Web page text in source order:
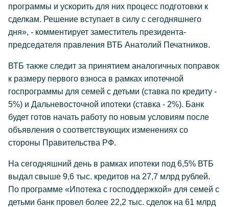
программы и ускорить для них процесс подготовки к
сделкам. Решение вступает в силу с сегодняшнего
дня», - комментирует заместитель президента-
председателя правления ВТБ Анатолий Печатников.
ВТБ также следит за принятием аналогичных поправок
к размеру первого взноса в рамках ипотечной
госпрограммы для семей с детьми (ставка по кредиту -
5%) и Дальневосточной ипотеки (ставка - 2%). Банк
будет готов начать работу по новым условиям после
объявления о соответствующих изменениях со
стороны Правительства РФ.
На сегодняшний день в рамках ипотеки под 6,5% ВТБ
выдал свыше 9,6 тыс. кредитов на 27,7 млрд рублей.
По программе «Ипотека с господдержкой» для семей с
детьми банк провел более 22,2 тыс. сделок на 61 млрд